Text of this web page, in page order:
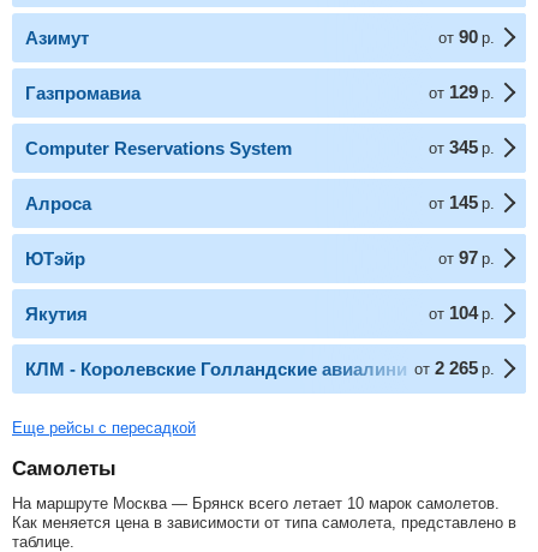
Азимут от 90 р.
Газпромавиа от 129 р.
Computer Reservations System от 345 р.
Алроса от 145 р.
ЮТэйр от 97 р.
Якутия от 104 р.
КЛМ - Королевские Голландские авиалинииот 2 265 р.
Еще рейсы с пересадкой
Самолеты
На маршруте Москва — Брянск всего летает 10 марок самолетов.
Как меняется цена в зависимости от типа самолета, представлено в
таблице.